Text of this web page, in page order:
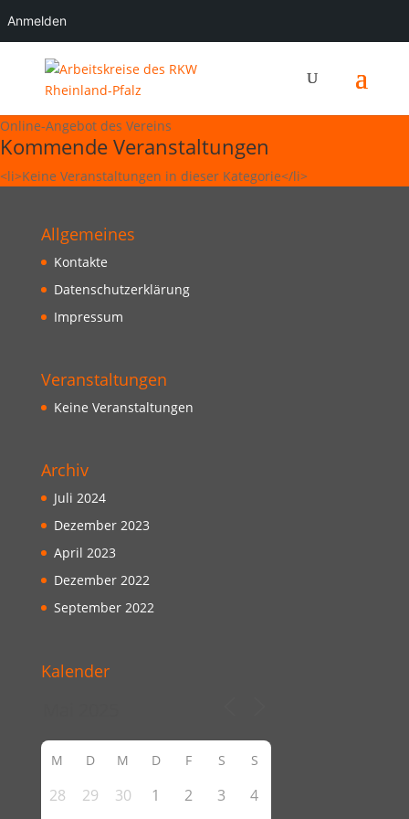
Anmelden
Online-Angebot des Vereins
Kommende Veranstaltungen
<li>Keine Veranstaltungen in dieser Kategorie</li>
Allgemeines
Kontakte
Datenschutzerklärung
Impressum
Veranstaltungen
Keine Veranstaltungen
Archiv
Juli 2024
Dezember 2023
April 2023
Dezember 2022
September 2022
Kalender
M D M D F S S
28 29 30 1 2 3
4